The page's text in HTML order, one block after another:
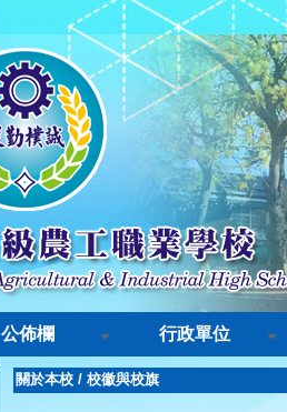
公佈欄 行政單位
關於本校 / 校徽與校旗